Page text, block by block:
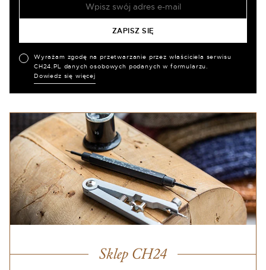
Wyrażam zgodę na przetwarzanie przez właściciela serwisu
CH24.PL danych osobowych podanych w formularzu.
Dowiedz się więcej
Sklep CH24